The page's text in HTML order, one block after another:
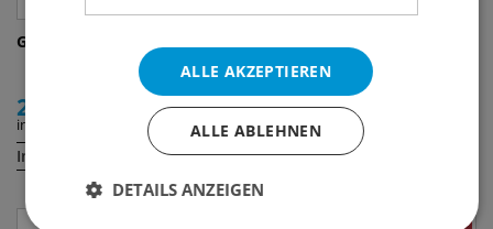
Giselle Apéritif
23.00
inkl. MWST
Inhalt: 70 cl
29.00
inkl. MWST
Inhalt:
ALLE AKZEPTIEREN
ALLE ABLEHNEN
DETAILS ANZEIGEN